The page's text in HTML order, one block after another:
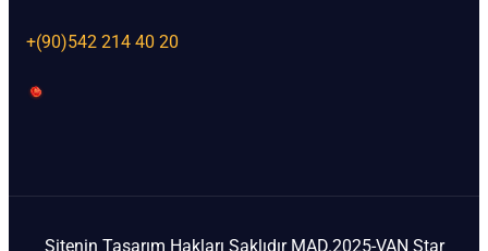
+(90)542 214 40 20
Sitenin Tasarım Hakları Saklıdır MAD.2025-VAN Star